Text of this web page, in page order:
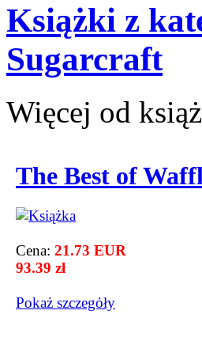
Książki z
Sugarcraft
Więcej od
The Best of
Cena: 21.73 EUR
93.39 zł
Pokaż szczegόły